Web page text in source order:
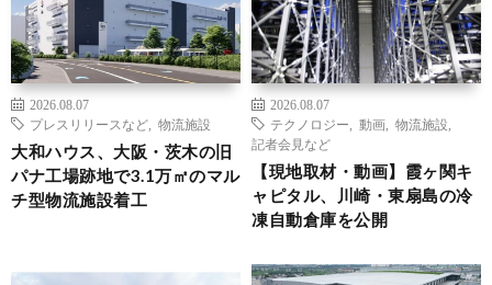
2026.08.07
プレスリリースなど
物流施設
大和ハウス、大阪・茨木の旧
パナ工場跡地で3.1万㎡のマル
チ型物流施設着工
2026.08.07
テクノロジー
動画 物流施設
記者会見など
【現地取材・動画】霞ヶ関キ
ャピタル、川崎・東扇島の冷
凍自動倉庫を公開